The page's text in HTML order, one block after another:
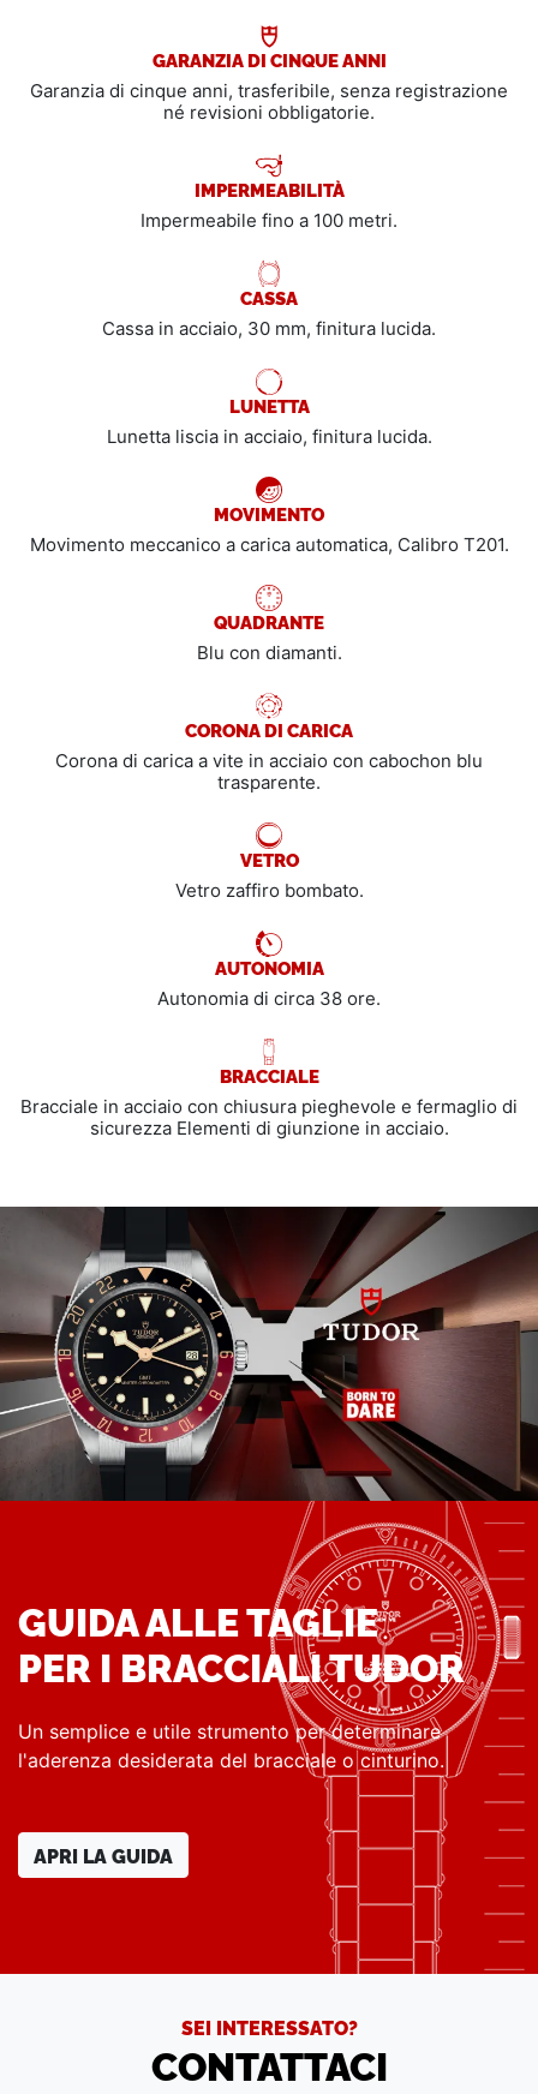
GARANZIA DI CINQUE ANNI
Garanzia di cinque anni, trasferibile, senza registrazione
né revisioni obbligatorie.
IMPERMEABILITÀ
Impermeabile fino a 100 metri.
CASSA
Cassa in acciaio, 30 mm, finitura lucida.
LUNETTA
Lunetta liscia in acciaio, finitura lucida.
MOVIMENTO
Movimento meccanico a carica automatica, Calibro T201.
QUADRANTE
Blu con diamanti.
CORONA DI CARICA
Corona di carica a vite in acciaio con cabochon blu
trasparente.
VETRO
Vetro zaffiro bombato.
AUTONOMIA
Autonomia di circa 38 ore.
BRACCIALE
Bracciale in acciaio con chiusura pieghevole e fermaglio di
sicurezza Elementi di giunzione in acciaio.
GUIDA ALLE TAGLIE
PER I BRACCIALI TUDOR
Un semplice e utile strumento per determinare
l'aderenza desiderata del bracciale o cinturino.
APRI LA GUIDA
SEI INTERESSATO?
CONTATTACI